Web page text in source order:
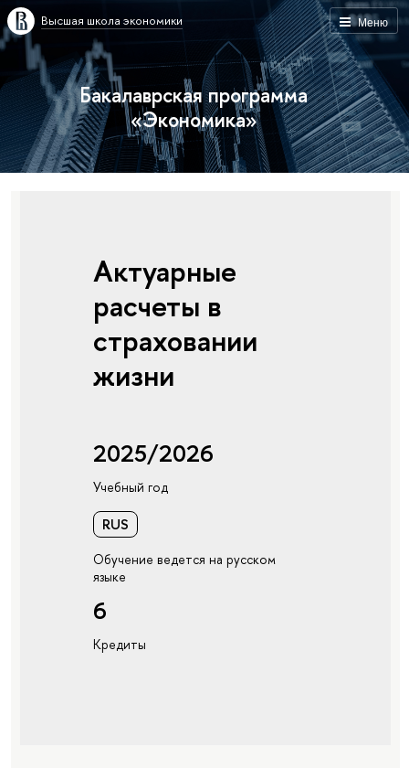
Меню
Высшая школа экономики
Бакалаврская программа
«Экономика»
Актуарные
расчеты в
страховании
жизни
2025/2026
Учебный год
RUS
Обучение ведется на русском
языке
6
Кредиты